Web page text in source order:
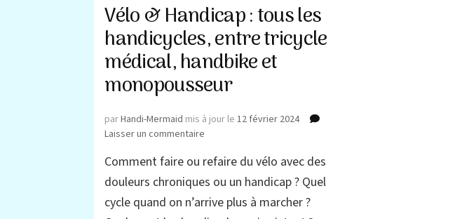
Vélo & Handicap : tous les
handicycles, entre tricycle
médical, handbike et
monopousseur
parHandi-Mermaid mis à jour le12 février 2024
Laisser un commentaire
&
Handicap
tous
Comment faire ou refaire du vélo avec des
douleurs chroniques ou un handicap ? Quel
cycle quand on n’arrive plus à marcher ?